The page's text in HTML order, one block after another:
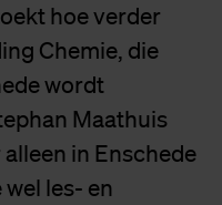
hoe verder
Chemie, die
wordt
Maathuis
in Enschede
les- en